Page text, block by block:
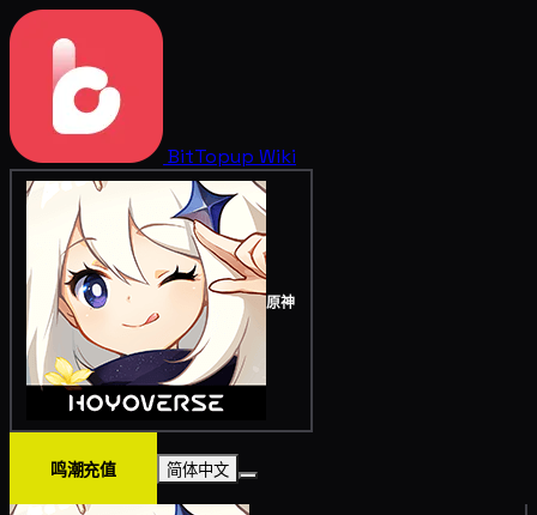
BitTopup Wiki
原神
鸣潮充值 简体中文